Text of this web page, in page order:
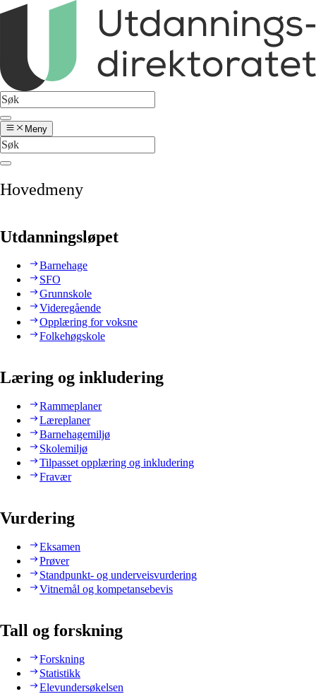
Meny
Hovedmeny
Utdanningsløpet
Barnehage
SFO
Grunnskole
Videregående
Opplæring for voksne
Folkehøgskole
Læring og inkludering
Rammeplaner
Læreplaner
Barnehagemiljø
Skolemiljø
Tilpasset opplæring og inkludering
Fravær
Vurdering
Eksamen
Prøver
Standpunkt- og underveisvurdering
Vitnemål og kompetansebevis
Tall og forskning
Forskning
Statistikk
Elevundersøkelsen